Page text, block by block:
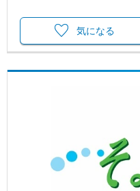
気になる